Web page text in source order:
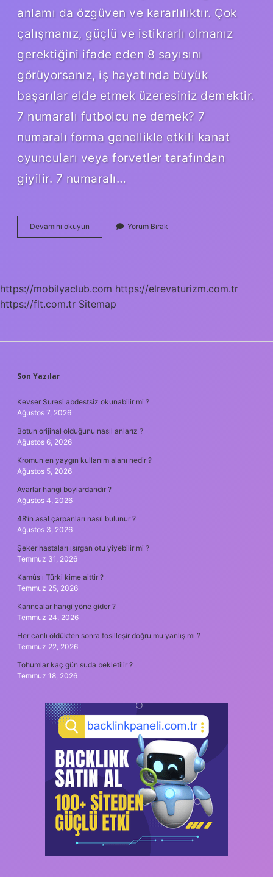
anlamı da özgüven ve kararlılıktır. Çok
çalışmanız, güçlü ve istikrarlı olmanız
gerektiğini ifade eden 8 sayısını
görüyorsanız, iş hayatında büyük
başarılar elde etmek üzeresiniz demektir.
7 numaralı futbolcu ne demek? 7
numaralı forma genellikle etkili kanat
oyuncuları veya forvetler tarafından
giyilir. 7 numaralı…
Devamını okuyun Futbolda
6
Yorum Bırak
https://mobilyaclub.com https://elrevaturizm.com.tr
https://flt.com.tr Sitemap
SIDEBAR
Son Yazılar
Kevser Suresi abdestsiz okunabilir mi ?
Ağustos 7, 2026
Botun orijinal olduğunu nasıl anlarız ?
Ağustos 6, 2026
Kromun en yaygın kullanım alanı nedir ?
Ağustos 5, 2026
Avarlar hangi boylardandır ?
Ağustos 4, 2026
48’in asal çarpanları nasıl bulunur ?
Ağustos 3, 2026
Şeker hastaları ısırgan otu yiyebilir mi ?
Temmuz 31, 2026
Kamûs ı Türki kime aittir ?
Temmuz 25, 2026
Karıncalar hangi yöne gider ?
Temmuz 24, 2026
Her canlı öldükten sonra fosilleşir doğru mu yanlış mı ?
Temmuz 22, 2026
Tohumlar kaç gün suda bekletilir ?
Temmuz 18, 2026